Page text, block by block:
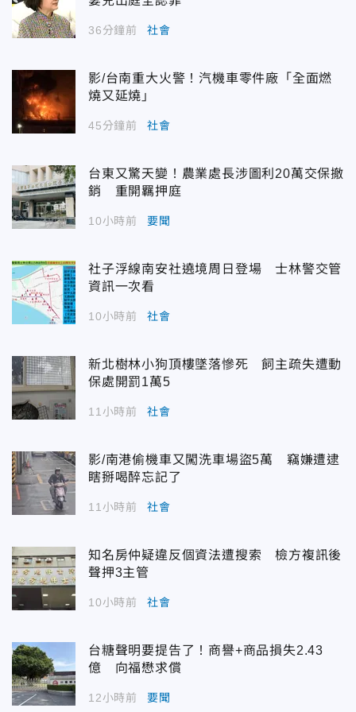
36分鐘前 社會
影/台南重大火警！汽機車零件廠「全面燃
燒又延燒」
45分鐘前 社會
台東又驚天變！農業處長涉圖利20萬交保撤
銷 重開羈押庭
10小時前 要聞
社子浮線南安社遶境周日登場 士林警交管
資訊一次看
10小時前 社會
新北樹林小狗頂樓墜落慘死 飼主疏失遭動
保處開罰1萬5
11小時前 社會
影/南港偷機車又闖洗車場盜5萬 竊嫌遭逮
瞎掰喝醉忘記了
11小時前 社會
知名房仲疑違反個資法遭搜索 檢方複訊後
聲押3主管
10小時前 社會
台糖聲明要提告了！商譽+商品損失2.43
億 向福懋求償
12小時前 要聞